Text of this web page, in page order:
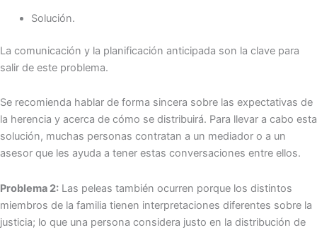
Solución.
La comunicación y la planificación anticipada son la clave para
salir de este problema.
Se recomienda hablar de forma sincera sobre las expectativas de
la herencia y acerca de cómo se distribuirá. Para llevar a cabo esta
solución, muchas personas contratan a un mediador o a un
asesor que les ayuda a tener estas conversaciones entre ellos.
Problema 2: Las peleas también ocurren porque los distintos
miembros de la familia tienen interpretaciones diferentes sobre la
justicia; lo que una persona considera justo en la distribución de